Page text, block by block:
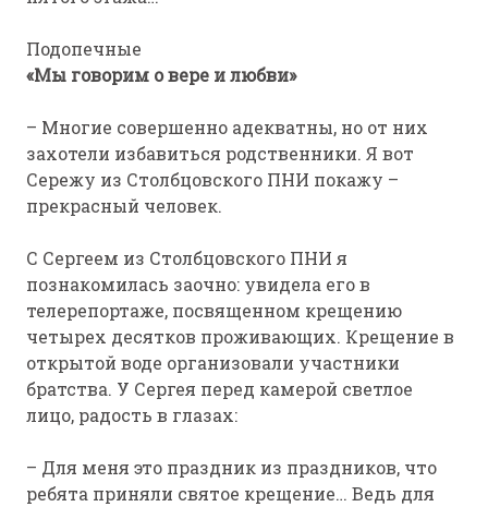
Подопечные
«Мы говорим о вере и любви»
– Многие совершенно адекватны, но от них
захотели избавиться родственники. Я вот
Сережу из Столбцовского ПНИ покажу –
прекрасный человек.
С Сергеем из Столбцовского ПНИ я
познакомилась заочно: увидела его в
телерепортаже, посвященном крещению
четырех десятков проживающих. Крещение в
открытой воде организовали участники
братства. У Сергея перед камерой светлое
лицо, радость в глазах:
– Для меня это праздник из праздников, что
ребята приняли святое крещение… Ведь для